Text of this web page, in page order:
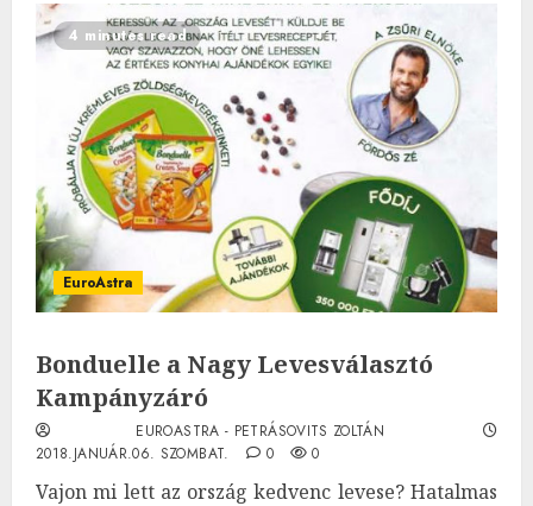
4 minutes read
EuroAstra
Bonduelle a Nagy Levesválasztó
Kampányzáró
EUROASTRA - PETRÁSOVITS ZOLTÁN
2018.JANUÁR.06. SZOMBAT.
0 0
Vajon mi lett az ország kedvenc levese? Hatalmas